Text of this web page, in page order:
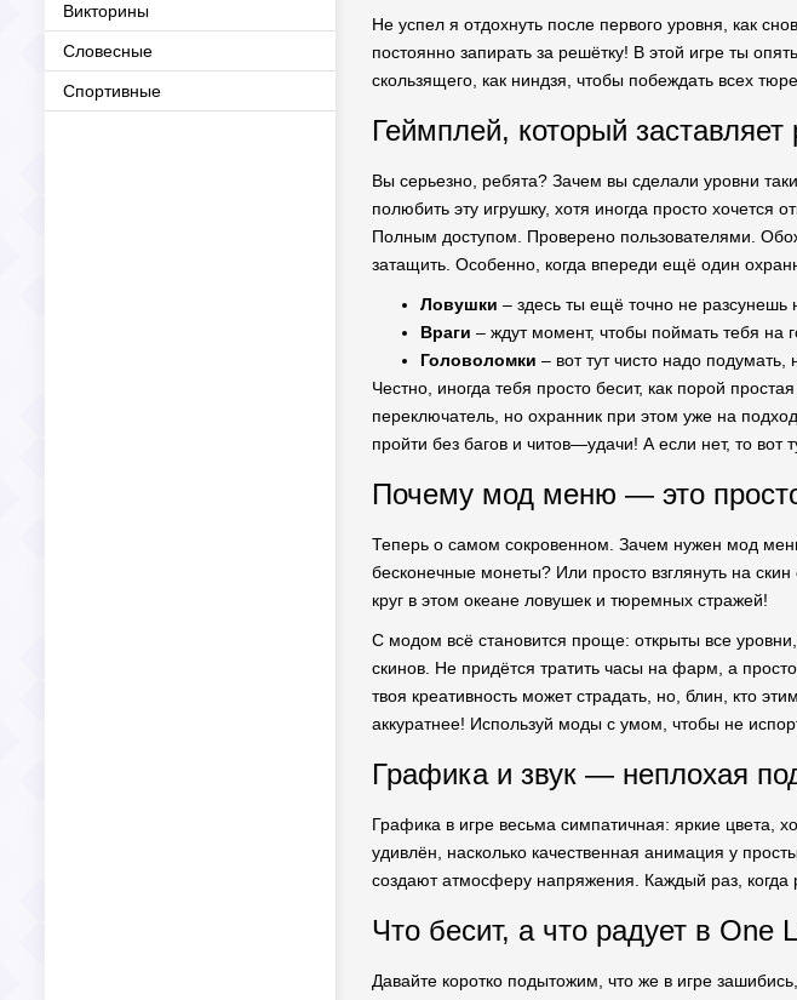
Викторины
Словесные
Спортивные
Не успел я отдохнуть после первого уровня, как
постоянно запирать за решётку! В этой игре ты
скользящего, как ниндзя, чтобы побеждать всех
Геймплей, который заставляет
Вы серьезно, ребята? Зачем вы сделали уровни
полюбить эту игрушку, хотя иногда просто хочется
Полным доступом. Проверено пользователями.
затащить. Особенно, когда впереди ещё один
Ловушки – здесь ты ещё точно не разсунешь
Враги – ждут момент, чтобы поймать тебя на
Головоломки – вот тут чисто надо подумать,
Честно, иногда тебя просто бесит, как порой
переключатель, но охранник при этом уже на
пройти без багов и читов—удачи! А если нет, то
Почему мод меню — это
Теперь о самом сокровенном. Зачем нужен мод
бесконечные монеты? Или просто взглянуть на
круг в этом океане ловушек и тюремных стражей!
С модом всё становится проще: открыты все
скинов. Не придётся тратить часы на фарм, а
твоя креативность может страдать, но, блин, кто
аккуратнее! Используй моды с умом, чтобы не
Графика и звук — неплохая
Графика в игре весьма симпатичная: яркие
удивлён, насколько качественная анимация у
создают атмосферу напряжения. Каждый раз,
Что бесит, а что радует в One
Давайте коротко подытожим, что же в игре